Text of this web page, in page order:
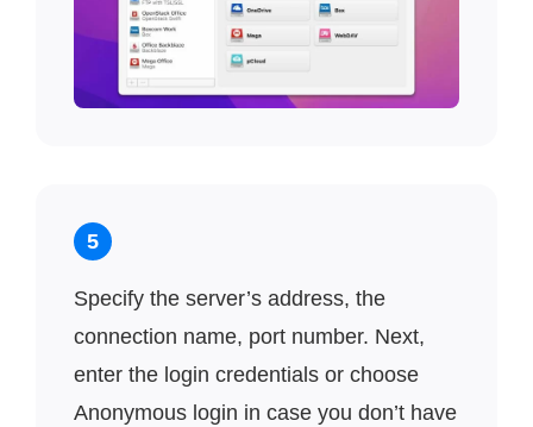
5
Specify the server’s address, the
connection name, port number. Next,
enter the login credentials or choose
Anonymous login in case you don’t have